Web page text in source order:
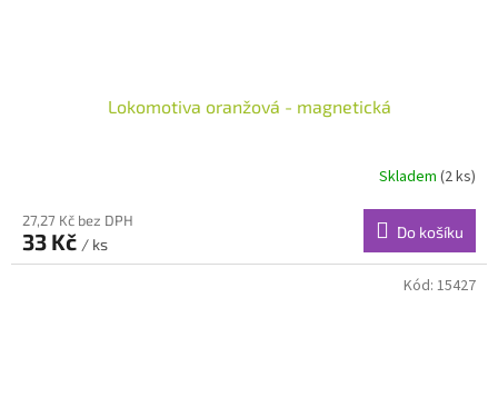
Lokomotiva oranžová - magnetická
Skladem (2 ks)
27,27 Kč bez DPH
33 Kč / ks
Do košíku
Kód: 15427